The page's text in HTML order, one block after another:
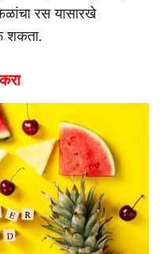
रस यासारखे
शकता.